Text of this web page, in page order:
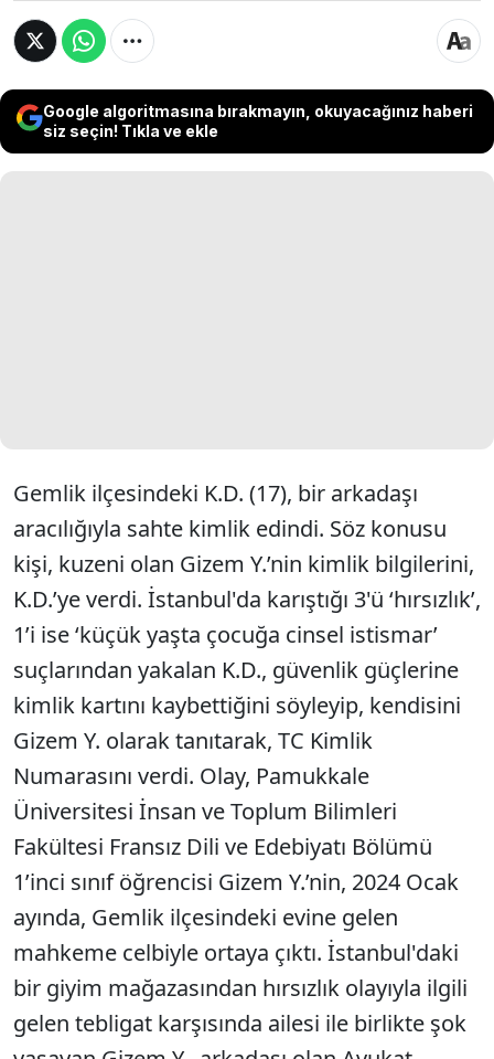
Google algoritmasına bırakmayın, okuyacağınız haberi
siz seçin! Tıkla ve ekle
Gemlik ilçesindeki K.D. (17), bir arkadaşı
aracılığıyla sahte kimlik edindi. Söz konusu
kişi, kuzeni olan Gizem Y.’nin kimlik bilgilerini,
K.D.’ye verdi. İstanbul'da karıştığı 3'ü ‘hırsızlık’,
1’i ise ‘küçük yaşta çocuğa cinsel istismar’
suçlarından yakalan K.D., güvenlik güçlerine
kimlik kartını kaybettiğini söyleyip, kendisini
Gizem Y. olarak tanıtarak, TC Kimlik
Numarasını verdi. Olay, Pamukkale
Üniversitesi İnsan ve Toplum Bilimleri
Fakültesi Fransız Dili ve Edebiyatı Bölümü
1’inci sınıf öğrencisi Gizem Y.’nin, 2024 Ocak
ayında, Gemlik ilçesindeki evine gelen
mahkeme celbiyle ortaya çıktı. İstanbul'daki
bir giyim mağazasından hırsızlık olayıyla ilgili
gelen tebligat karşısında ailesi ile birlikte şok